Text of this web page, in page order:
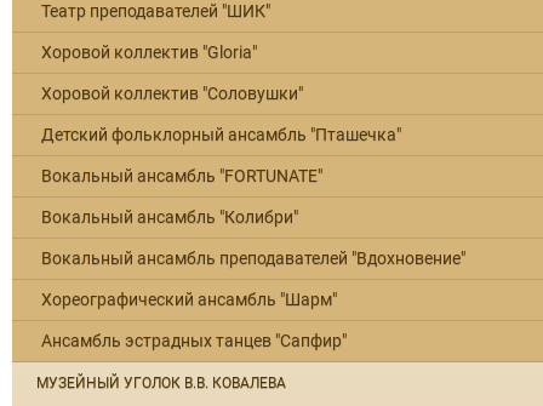
Театр преподавателей "ШИК"
Хоровой коллектив "Gloria"
Хоровой коллектив "Соловушки"
Детский фольклорный ансамбль "Пташечка"
Вокальный ансамбль "FORTUNATE"
Вокальный ансамбль "Колибри"
Вокальный ансамбль преподавателей "Вдохновение"
Хореографический ансамбль "Шарм"
Ансамбль эстрадных танцев "Сапфир"
МУЗЕЙНЫЙ УГОЛОК В.В. КОВАЛЕВА